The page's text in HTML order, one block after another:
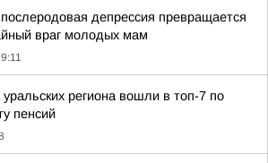
послеродовая депрессия превращается
враг молодых мам
региона вошли в топ-7 по
пенсий